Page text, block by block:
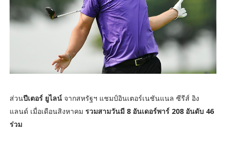
ส่วนปีเตอร์ ยูไลน์จากสหรัฐฯ แชมป์อินเตอร์เนชันแนล ซีรีส์ อิง
แลนด์ เมื่อเดือนสิงหาคม รวมสามวันมี 8 อันเดอร์พาร์ 208 อันดับ 46
ร่วม